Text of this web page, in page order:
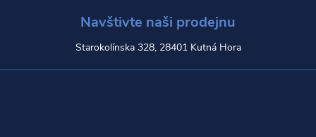
Navštivte naši prodejnu
Starokolínska 328, 28401 Kutná Hora